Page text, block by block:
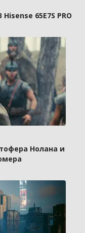
65E7S PRO
Нолана и